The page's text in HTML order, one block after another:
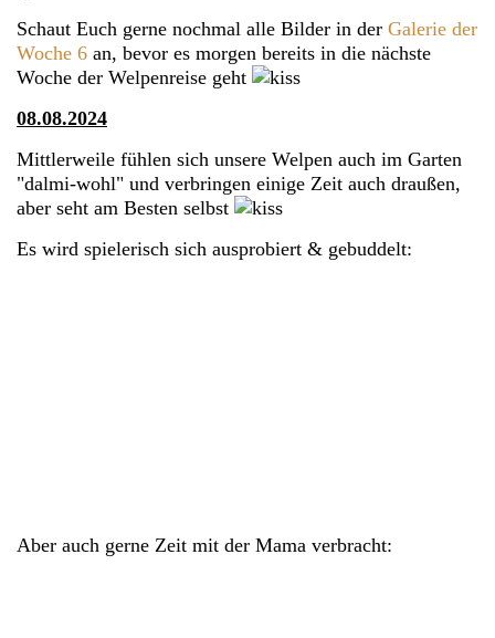
Schaut Euch gerne nochmal alle Bilder in der Galerie der
Woche 6 an, bevor es morgen bereits in die nächste
Woche der Welpenreise geht
08.08.2024
Mittlerweile fühlen sich unsere Welpen auch im Garten
"dalmi-wohl" und verbringen einige Zeit auch draußen,
aber seht am Besten selbst
Es wird spielerisch sich ausprobiert & gebuddelt:
Aber auch gerne Zeit mit der Mama verbracht: